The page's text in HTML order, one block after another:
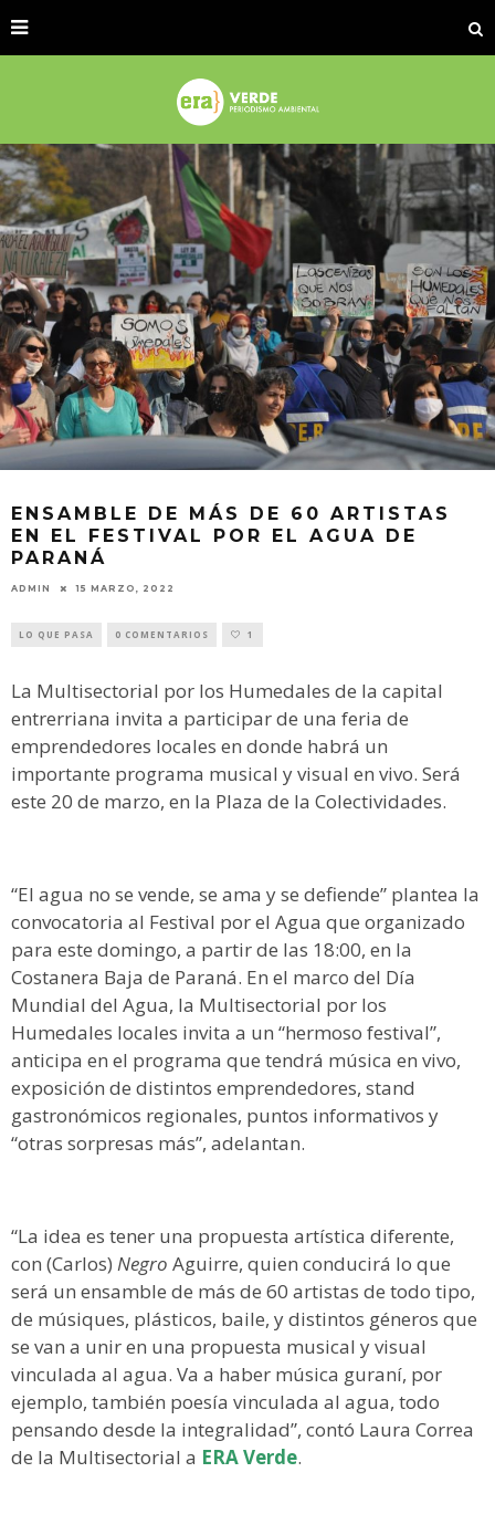
ENSAMBLE DE MÁS DE 60 ARTISTAS
EN EL FESTIVAL POR EL AGUA DE
PARANÁ
ADMIN 15 MARZO, 2022
LO QUE PASA 0 COMENTARIOS 1
La Multisectorial por los Humedales de la capital
entrerriana invita a participar de una feria de
emprendedores locales en donde habrá un
importante programa musical y visual en vivo. Será
este 20 de marzo, en la Plaza de la Colectividades.
“El agua no se vende, se ama y se defiende” plantea la
convocatoria al Festival por el Agua que organizado
para este domingo, a partir de las 18:00, en la
Costanera Baja de Paraná. En el marco del Día
Mundial del Agua, la Multisectorial por los
Humedales locales invita a un “hermoso festival”,
anticipa en el programa que tendrá música en vivo,
exposición de distintos emprendedores, stand
gastronómicos regionales, puntos informativos y
“otras sorpresas más”, adelantan.
“La idea es tener una propuesta artística diferente,
con (Carlos) Negro Aguirre, quien conducirá lo que
será un ensamble de más de 60 artistas de todo tipo,
de músiques, plásticos, baile, y distintos géneros que
se van a unir en una propuesta musical y visual
vinculada al agua. Va a haber música guraní, por
ejemplo, también poesía vinculada al agua, todo
pensando desde la integralidad”, contó Laura Correa
de la Multisectorial a ERA Verde.